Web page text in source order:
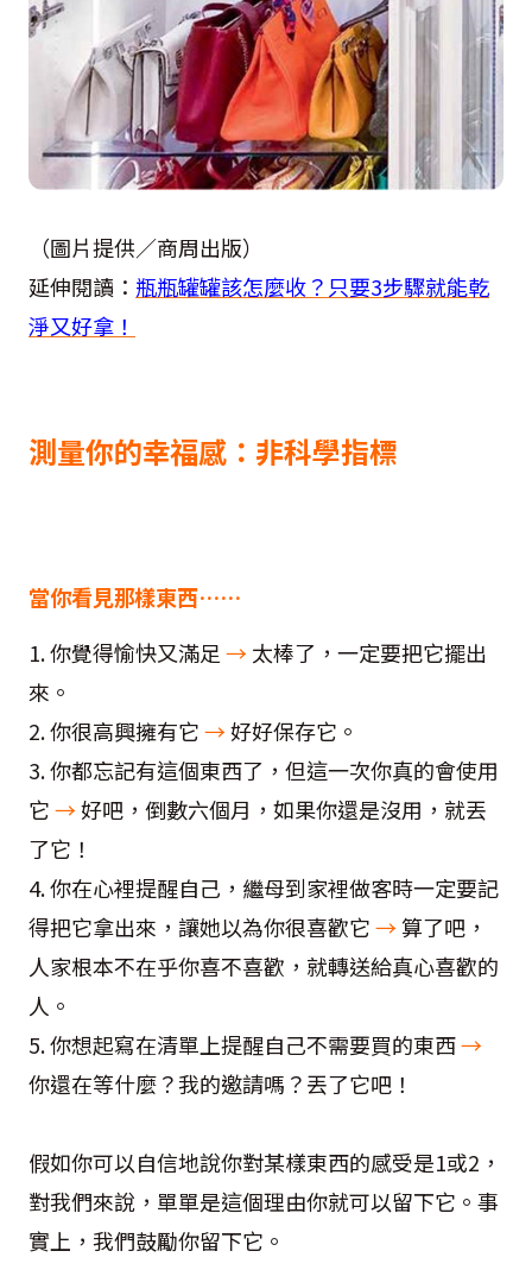
（圖片提供／商周出版）
延伸閱讀： 瓶瓶罐罐該怎麼收？只要3步驟就能乾
淨又好拿！
測量你的幸福感：非科學指標
當你看見那樣東西……
1. 你覺得愉快又滿足 →太棒了，一定要把它擺出
來。
2. 你很高興擁有它→好好保存它。
3. 你都忘記有這個東西了，但這一次你真的會使用
它→好吧，倒數六個月，如果你還是沒用，就丟
了它！
4. 你在心裡提醒自己，繼母到家裡做客時一定要記
得把它拿出來，讓她以為你很喜歡它→算了吧，
人家根本不在乎你喜不喜歡，就轉送給真心喜歡的
人。
5. 你想起寫在清單上提醒自己不需要買的東西→
你還在等什麼？我的邀請嗎？丟了它吧！
假如你可以自信地說你對某樣東西的感受是1或2，
對我們來說，單單是這個理由你就可以留下它。事
實上，我們鼓勵你留下它。